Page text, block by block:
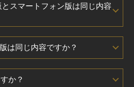
とスマートフォン版は同じ内容
は同じ内容ですか？
か？